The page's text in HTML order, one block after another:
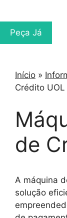
Peça Já
Início »
Crédito UOL
de
A máquina
solução